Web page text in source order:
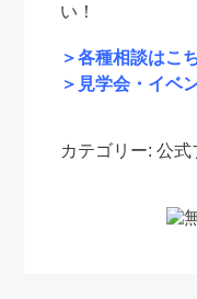
い！
＞各種相談はこ
＞見学会・イベ
カテゴリー: 公式